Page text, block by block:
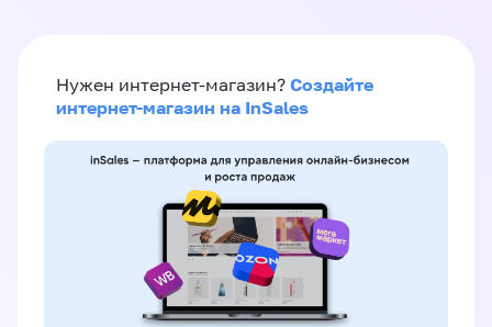
Нужен интернет-магазин? Создайте
интернет-магазин на InSales